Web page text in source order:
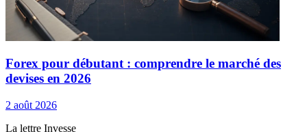
Forex pour débutant : comprendre le marché des
devises en 2026
2 août 2026
La lettre Invesse